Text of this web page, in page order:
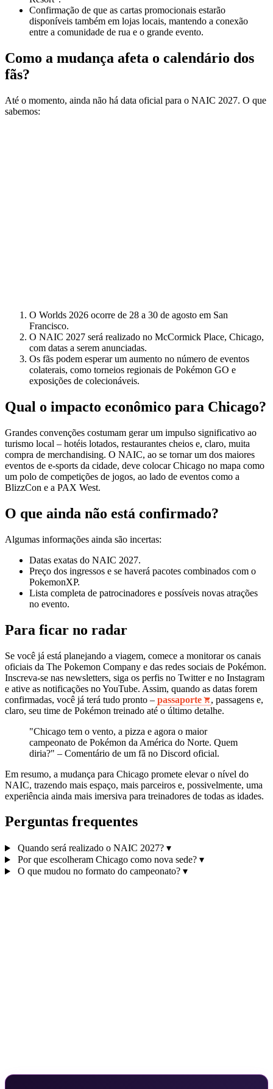
Confirmação de que as cartas promocionais estarão
disponíveis também em lojas locais, mantendo a conexão
entre a comunidade de rua e o grande evento.
Como a mudança afeta o calendário dos
fãs?
Até o momento, ainda não há data oficial para o NAIC 2027. O que
sabemos:
O Worlds 2026 ocorre de 28 a 30 de agosto em San
Francisco.
O NAIC 2027 será realizado no McCormick Place, Chicago,
com datas a serem anunciadas.
Os fãs podem esperar um aumento no número de eventos
colaterais, como torneios regionais de Pokémon GO e
exposições de colecionáveis.
Qual o impacto econômico para Chicago?
Grandes convenções costumam gerar um impulso significativo ao
turismo local – hotéis lotados, restaurantes cheios e, claro, muita
compra de merchandising. O NAIC, ao se tornar um dos maiores
eventos de e‑sports da cidade, deve colocar Chicago no mapa como
um polo de competições de jogos, ao lado de eventos como a
BlizzCon e a PAX West.
O que ainda não está confirmado?
Algumas informações ainda são incertas:
Datas exatas do NAIC 2027.
Preço dos ingressos e se haverá pacotes combinados com o
PokemonXP.
Lista completa de patrocinadores e possíveis novas atrações
no evento.
Para ficar no radar
Se você já está planejando a viagem, comece a monitorar os canais
oficiais da The Pokemon Company e das redes sociais de Pokémon.
Inscreva‑se nas newsletters, siga os perfis no Twitter e no Instagram
e ative as notificações no YouTube. Assim, quando as datas forem
confirmadas, você já terá tudo pronto – passaporte
, passagens e,
claro, seu time de Pokémon treinado até o último detalhe.
"Chicago tem o vento, a pizza e agora o maior
campeonato de Pokémon da América do Norte. Quem
diria?" – Comentário de um fã no Discord oficial.
Em resumo, a mudança para Chicago promete elevar o nível do
NAIC, trazendo mais espaço, mais parceiros e, possivelmente, uma
experiência ainda mais imersiva para treinadores de todas as idades.
Perguntas frequentes
Quando será realizado o NAIC 2027? ▾
Por que escolheram Chicago como nova sede? ▾
O que mudou no formato do campeonato? ▾